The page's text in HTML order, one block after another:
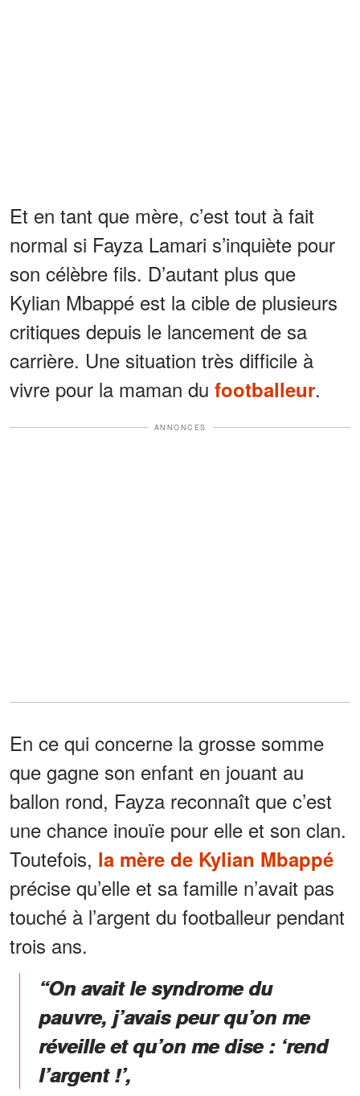
Et en tant que mère, c’est tout à fait
normal si Fayza Lamari s’inquiète pour
son célèbre fils. D’autant plus que
Kylian Mbappé est la cible de plusieurs
critiques depuis le lancement de sa
carrière. Une situation très difficile à
vivre pour la maman du footballeur.
ANNONCES
En ce qui concerne la grosse somme
que gagne son enfant en jouant au
ballon rond, Fayza reconnaît que c’est
une chance inouïe pour elle et son clan.
Toutefois, la mère de Kylian Mbappé
précise qu’elle et sa famille n’avait pas
touché à l’argent du footballeur pendant
trois ans.
“On avait le syndrome du
pauvre, j’avais peur qu’on me
réveille et qu’on me dise : ‘rend
l’argent !’,